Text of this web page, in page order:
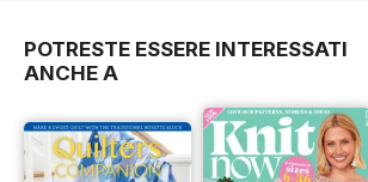
POTRESTE ESSERE INTERESSATI
ANCHE A